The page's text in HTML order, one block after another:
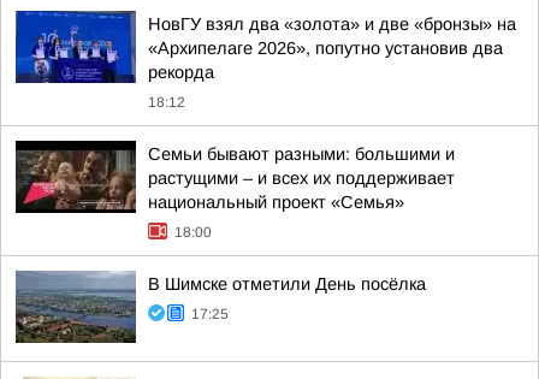
НовГУ взял два «золота» и две «бронзы» на
«Архипелаге 2026», попутно установив два
рекорда
18:12
Семьи бывают разными: большими и
растущими – и всех их поддерживает
национальный проект «Семья»
18:00
В Шимске отметили День посёлка
17:25